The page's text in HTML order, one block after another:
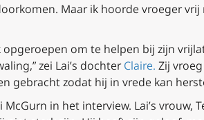
Maar ik hoorde vroeger
opgeroepen om te helpen bij zijn
zei Lai’s dochterClaire. Zij
gebracht zodat hij in vrede kan
in het interview. Lai’s vrouw,